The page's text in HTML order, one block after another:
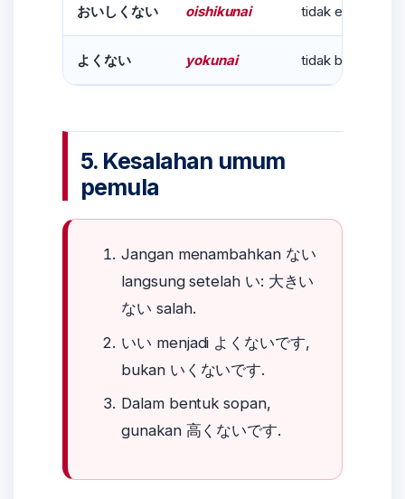
おいしくない oishikunai tidak enak
よくない yokunai tidak baik
5. Kesalahan umum
pemula
Jangan menambahkan ない
langsung setelah い: 大きい
ない salah.
いい menjadi よくないです,
bukan いくないです.
Dalam bentuk sopan,
gunakan 高くないです.